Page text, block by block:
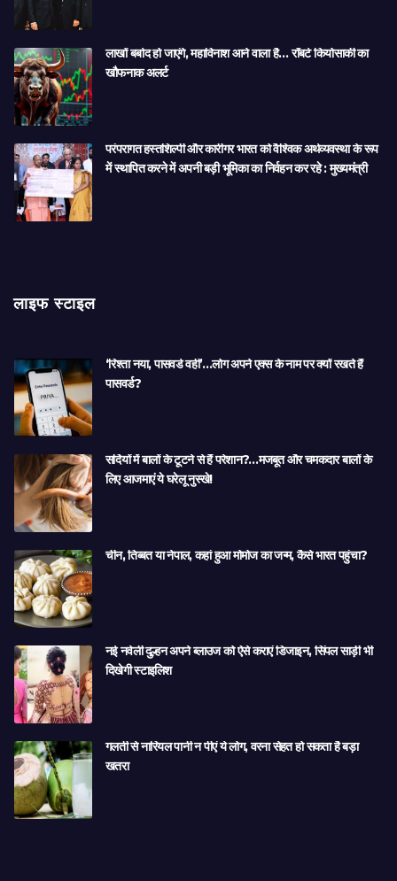
लाखों बर्बाद हो जाएंगे, महाविनाश आने वाला है… रॉबर्ट कियोसाकी का
खौफनाक अलर्ट
परंपरागत हस्तशिल्पी और कारीगर भारत को वैश्विक अर्थव्यवस्था के रूप
में स्थापित करने में अपनी बड़ी भूमिका का निर्वहन कर रहे : मुख्यमंत्री
लाइफ स्टाइल
‘रिश्ता नया, पासवर्ड वही’…लोग अपने एक्स के नाम पर क्यों रखते हैं
पासवर्ड?
सर्दियों में बालों के टूटने से हैं परेशान?…मजबूत और चमकदार बालों के
लिए आजमाएं ये घरेलू नुस्खे!
चीन, तिब्बत या नेपाल, कहां हुआ मोमोज का जन्म, कैसे भारत पहुंचा?
नई नवेली दुल्हन अपने ब्लाउज को ऐसे कराएं डिजाइन, सिंपल साड़ी भी
दिखेगी स्टाइलिश
गलती से नारियल पानी न पीएं ये लोग, वरना सेहत हो सकता है बड़ा
खतरा